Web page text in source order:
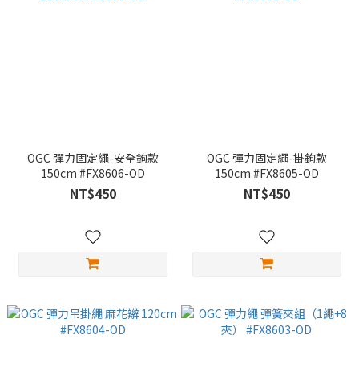
OGC 彈力固定繩-安全鉤款
150cm #FX8606-OD
NT$450
OGC 彈力固定繩-掛鉤款
150cm #FX8605-OD
NT$450